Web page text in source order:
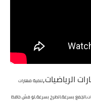
الرياضيات,تنمية مهارات
بسرعة,الطرح بسرعة,لو مش حافظ